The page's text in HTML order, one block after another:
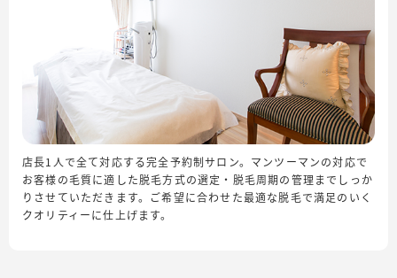
店長1人で全て対応する完全予約制サロン。マンツーマンの対応で
お客様の毛質に適した脱毛方式の選定・脱毛周期の管理までしっか
りさせていただきます。ご希望に合わせた最適な脱毛で満足のいく
クオリティーに仕上げます。